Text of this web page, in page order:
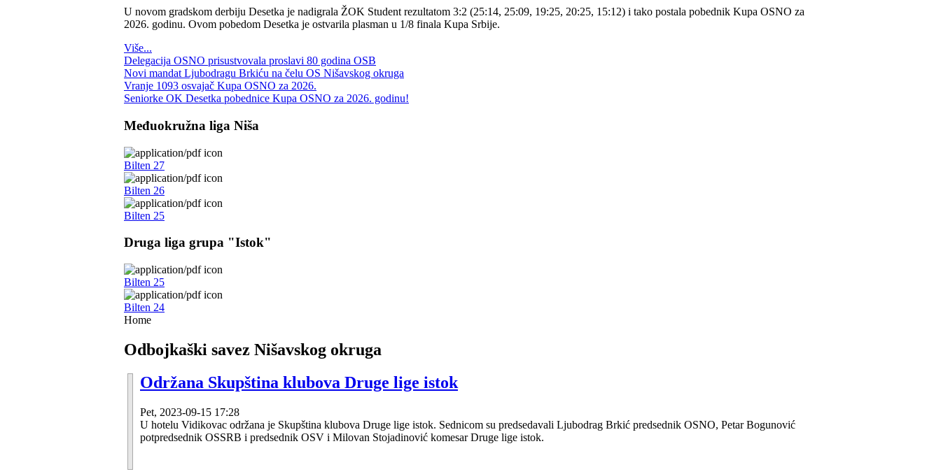
U novom gradskom derbiju Desetka je nadigrala ŽOK Student rezultatom 3:2 (25:14, 25:09, 19:25, 20:25, 15:12) i tako postala pobednik Kupa OSNO za
2026. godinu. Ovom pobedom Desetka je ostvarila plasman u 1/8 finala Kupa Srbije.
Više...
Delegacija OSNO prisustvovala proslavi 80 godina OSB
Novi mandat Ljubodragu Brkiću na čelu OS Nišavskog okruga
Vranje 1093 osvajač Kupa OSNO za 2026.
Seniorke OK Desetka pobednice Kupa OSNO za 2026. godinu!
Međuokružna liga Niša
Bilten 27
Bilten 26
Bilten 25
Druga liga grupa "Istok"
Bilten 25
Bilten 24
Home
Odbojkaški savez Nišavskog okruga
Održana Skupština klubova Druge lige istok
Pet, 2023-09-15 17:28
U hotelu Vidikovac održana je Skupština klubova Druge lige istok. Sednicom su predsedavali Ljubodrag Brkić predsednik OSNO, Petar Bogunović
potpredsednik OSSRB i predsednik OSV i Milovan Stojadinović komesar Druge lige istok.